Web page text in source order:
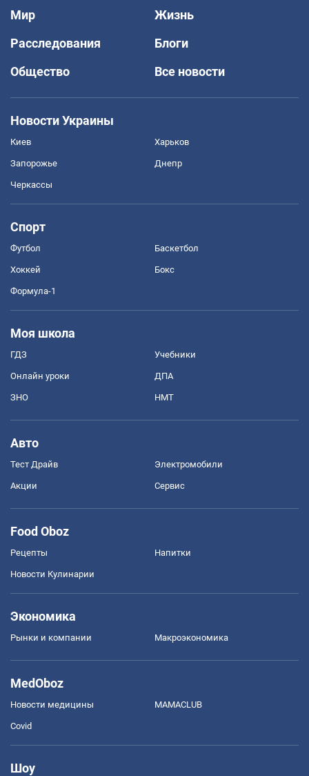
Мир
Жизнь
Расследования
Блоги
Общество
Все новости
Новости Украины
Киев Харьков
Запорожье Днепр
Черкассы
Спорт
Футбол Баскетбол
Хоккей Бокс
Формула-1
Моя школа
ГДЗ Учебники
Онлайн уроки ДПА
ЗНО НМТ
Авто
Тест Драйв Электромобили
Акции Сервис
Food Oboz
Рецепты Напитки
Новости Кулинарии
Экономика
Рынки и компании Mакроэкономика
MedOboz
Новости медицины MAMACLUB
Covid
Шоу